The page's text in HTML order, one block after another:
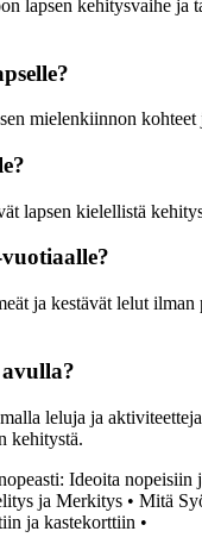
lapsen kehitysvaihe
mielenkiinnon
lapsen kielellistä
ja kestävät lelut
leluja ja
kehitystä.
Ideoita
ja Merkitys • Mitä
ja kastekorttiin •